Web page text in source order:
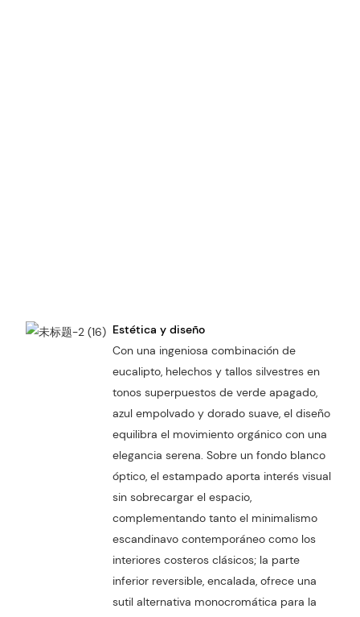
Estética y diseño
Con una ingeniosa combinación de
eucalipto, helechos y tallos silvestres en
tonos superpuestos de verde apagado,
azul empolvado y dorado suave, el diseño
equilibra el movimiento orgánico con una
elegancia serena. Sobre un fondo blanco
óptico, el estampado aporta interés visual
sin sobrecargar el espacio,
complementando tanto el minimalismo
escandinavo contemporáneo como los
interiores costeros clásicos; la parte
inferior reversible, encalada, ofrece una
sutil alternativa monocromática para la